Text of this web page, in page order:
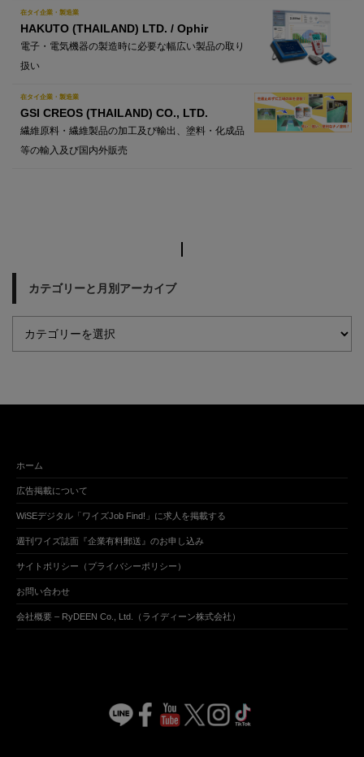
在タイ企業・製造業
HAKUTO (THAILAND) LTD. / Ophir
電子・電気機器の製造時に必要な幅広い製品の取り
扱い
在タイ企業・製造業
GSI CREOS (THAILAND) CO., LTD.
繊維原料・繊維製品の加工及び輸出、塗料・化成品
等の輸入及び国内外販売
カテゴリーと月別アーカイブ
ホーム
広告掲載について
WiSEデジタル「ワイズJob Find!」に求人を掲載する
週刊ワイズ誌面『企業有料郵送』のお申し込み
サイトポリシー（プライバシーポリシー）
お問い合わせ
会社概要 – RyDEEN Co., Ltd.（ライディーン株式会社）